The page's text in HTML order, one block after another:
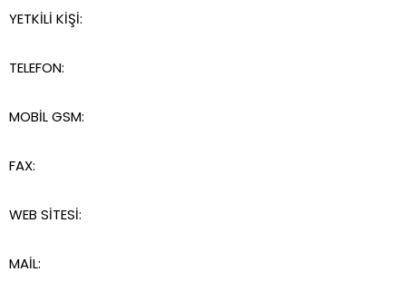
YETKİLİ KİŞİ:
TELEFON:
MOBİL GSM:
FAX:
WEB SİTESİ:
MAİL: